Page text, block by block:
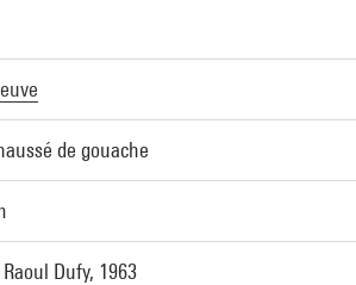
de gouache
Dufy, 1963